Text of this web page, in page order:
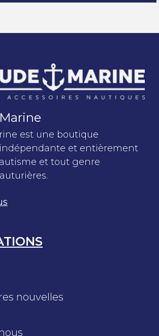
est une boutique
et entièrement
et tout genre
nouvelles